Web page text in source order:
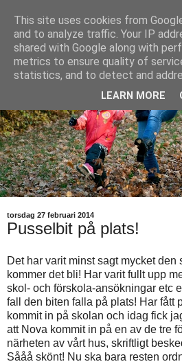
torsdag 27 februari 2014
Pusselbit på plats!
Det har varit minst sagt mycket den
kommer det bli! Har varit fullt upp
skol- och förskola-ansökningar etc
fall den biten falla på plats! Har fått
kommit in på skolan och idag fick
att Nova kommit in på en av de tre
närheten av vårt hus, skriftligt
Sååå skönt! Nu ska bara resten
This site uses cookies from
and to analyze traffic. Your IP
shared with Google along with
metrics to ensure quality of
statistics, and to detect and
LEARN MORE